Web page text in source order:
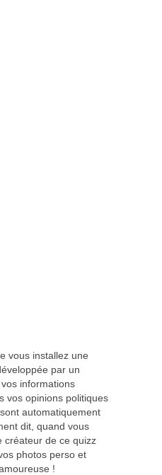
vous installez une
par un
informations
vos opinions politiques
automatiquement
dit, quand vous
créateur de ce quizz
photos perso et
!